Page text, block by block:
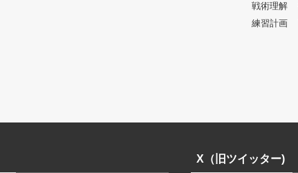
戦術理解
練習計画
X（旧ツイッター)